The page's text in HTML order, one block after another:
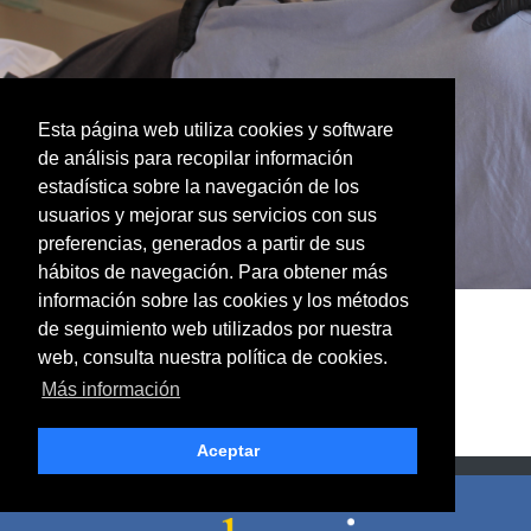
Esta página web utiliza cookies y software
de análisis para recopilar información
estadística sobre la navegación de los
usuarios y mejorar sus servicios con sus
preferencias, generados a partir de sus
hábitos de navegación. Para obtener más
información sobre las cookies y los métodos
de seguimiento web utilizados por nuestra
web, consulta nuestra política de cookies.
Más información
Aceptar